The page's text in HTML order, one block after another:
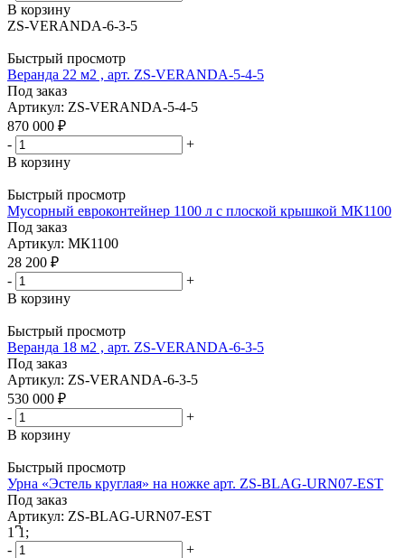
В корзину
ZS-VERANDA-6-3-5
Быстрый просмотр
Веранда 22 м2 , арт. ZS-VERANDA-5-4-5
Под заказ
Артикул: ZS-VERANDA-5-4-5
870 000 ₽
-
+
В корзину
Быстрый просмотр
Мусорный евроконтейнер 1100 л с плоской крышкой МК1100
Под заказ
Артикул: МК1100
28 200 ₽
-
+
В корзину
Быстрый просмотр
Веранда 18 м2 , арт. ZS-VERANDA-6-3-5
Под заказ
Артикул: ZS-VERANDA-6-3-5
530 000 ₽
-
+
В корзину
Быстрый просмотр
Урна «Эстель круглая» на ножке арт. ZS-BLAG-URN07-EST
Под заказ
Артикул: ZS-BLAG-URN07-EST
1 ͆1 ;
-
+